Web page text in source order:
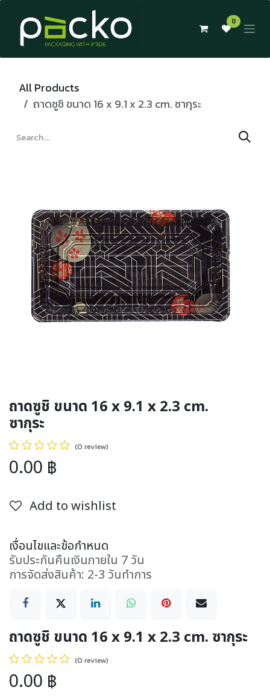
Skip to Content
0
All Products
ถาดซูชิ ขนาด 16 x 9.1 x 2.3 cm. ซากุระ
ถาดซูชิ ขนาด 16 x 9.1 x 2.3 cm.
ซากุระ
(0 review)
0.00 ฿
Add to wishlist
เงื่อนไขและข้อกำหนด
รับประกันคืนเงินภายใน 7 วัน
การจัดส่งสินค้า: 2-3 วันทำการ
ถาดซูชิ ขนาด 16 x 9.1 x 2.3 cm. ซากุระ
(0 review)
0.00 ฿